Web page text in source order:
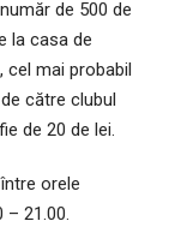
de 500 de
la casa de
cel mai probabil
către clubul
de 20 de lei.
orele
– 21.00.